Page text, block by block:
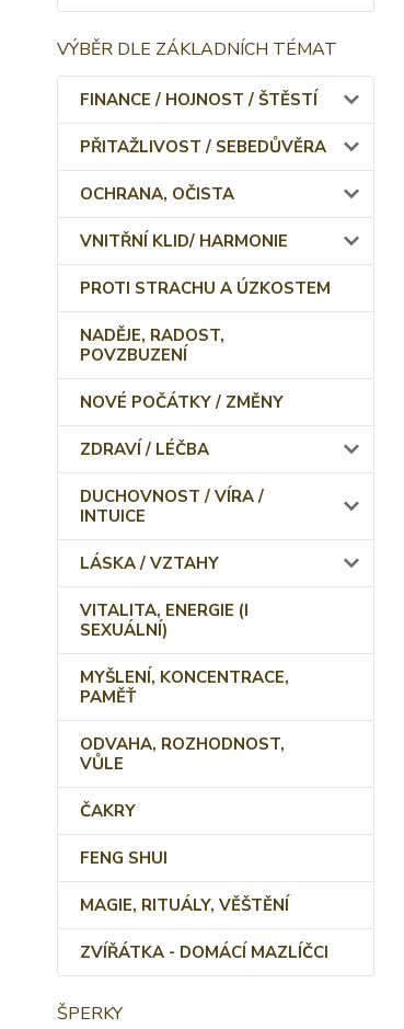
VÝBĚR DLE ZÁKLADNÍCH TÉMAT
FINANCE / HOJNOST / ŠTĚSTÍ
PŘITAŽLIVOST / SEBEDŮVĚRA
OCHRANA, OČISTA
VNITŘNÍ KLID/ HARMONIE
PROTI STRACHU A ÚZKOSTEM
NADĚJE, RADOST,
POVZBUZENÍ
NOVÉ POČÁTKY / ZMĚNY
ZDRAVÍ / LÉČBA
DUCHOVNOST / VÍRA /
INTUICE
LÁSKA / VZTAHY
VITALITA, ENERGIE (I
SEXUÁLNÍ)
MYŠLENÍ, KONCENTRACE,
PAMĚŤ
ODVAHA, ROZHODNOST,
VŮLE
ČAKRY
FENG SHUI
MAGIE, RITUÁLY, VĚŠTĚNÍ
ZVÍŘÁTKA - DOMÁCÍ MAZLÍČCI
ŠPERKY